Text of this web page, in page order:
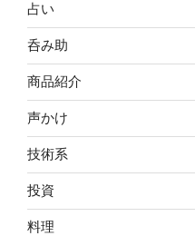
占い
呑み助
商品紹介
声かけ
技術系
投資
料理